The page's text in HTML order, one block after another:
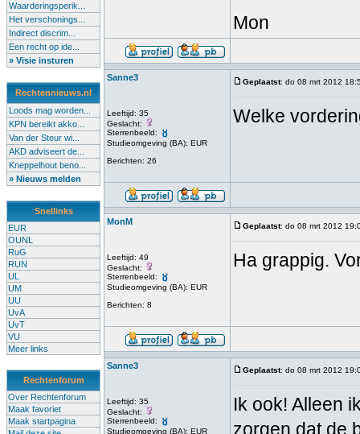
Waarderingsperik...
Het verschonings...
Indirect discrim...
Een recht op ide...
» Visie insturen
Rechtennieuws.nl
Loods mag worden...
KPN bereikt akko...
Van der Steur wi...
AKD adviseert de...
Kneppelhout beno...
» Nieuws melden
Snellinks
EUR
OUNL
RuG
RUN
UL
UM
UU
UvA
UvT
VU
Meer links
Rechtenforum
Over Rechtenforum
Maak favoriet
Maak startpagina
Mon
Sanne3
Leeftijd: 35
Geslacht:
Sterrenbeeld:
Studieomgeving (BA): EUR
Berichten: 26
Geplaatst: do 08 mrt 2012
Welke
MonM
Leeftijd: 49
Geslacht:
Sterrenbeeld:
Studieomgeving (BA): EUR
Berichten: 8
Geplaatst: do 08 mrt 2012
Ha grappig.
Sanne3
Leeftijd: 35
Geslacht:
Sterrenbeeld:
Studieomgeving (BA): EUR
Geplaatst: do 08 mrt 2012
Ik ook! Alleen
zorgen dat de